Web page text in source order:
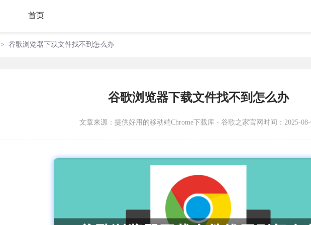
首页
> 谷歌浏览器下载文件找不到怎么办
谷歌浏览器下载文件找不到怎么办
文章来源： 提供好用的移动端Chrome下载库 - 谷歌之家官网 时间：2025-